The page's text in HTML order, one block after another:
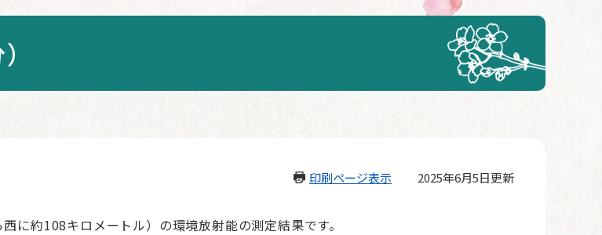
印刷ページ表示 2025年6月5日更新
に約108キロメートル）の環境放射能の測定結果です。